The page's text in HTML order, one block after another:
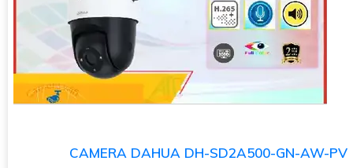
CAMERA DAHUA DH-SD2A500-GN-AW-PV